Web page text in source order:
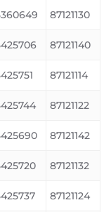
87121130
87121140
87121114
87121122
87121142
87121132
87121124